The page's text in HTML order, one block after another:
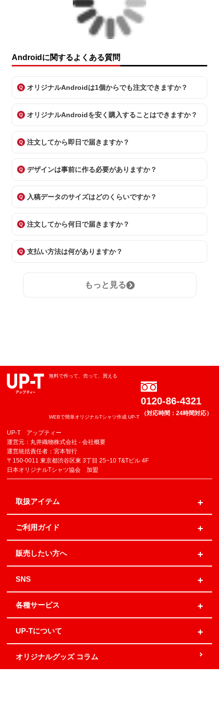
Androidに関するよくある質問
オリジナルAndroidは1個からでも注文できますか？
オリジナルAndroidを安く購入することはできますか？
注文してから即日で届きますか？
デザインは事前に作る必要がありますか？
入稿データのサイズはどのくらいですか？
注文してから何日で届きますか？
支払い方法は何がありますか？
もっと見る
無料で作って、売って、買える
WEBで簡単オリジナルTシャツ作成 UP-T
0120-86-4321
（対応時間：24時間対応）
UP-T アップティー
運営元：丸井織物株式会社 - 会社概要
運営統括責任者：宮本智行
〒150-0011 東京都渋谷区東 3丁目 25−10 T&Tビル 4F
日本オリジナルTシャツ協会 加盟
取扱アイテム
ご利用ガイド
販売したい方へ
SNS
各種サービス
UP-Tについて
オリジナルグッズ コラム